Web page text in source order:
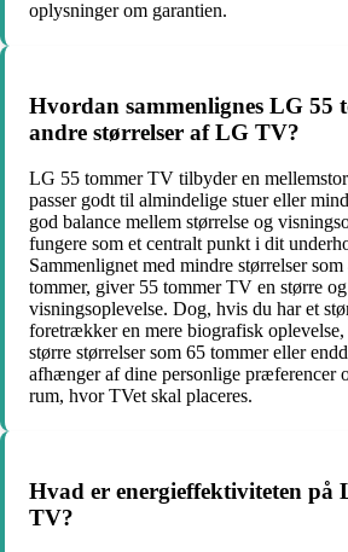
oplysninger om garantien.
Hvordan sammenlignes LG 55
andre størrelser af LG TV?
LG 55 tommer TV tilbyder en
passer godt til almindelige stuer eller
god balance mellem størrelse og
fungere som et centralt punkt i dit
Sammenlignet med mindre størrelser
tommer, giver 55 tommer TV en større
visningsoplevelse. Dog, hvis du har et
foretrækker en mere biografisk
større størrelser som 65 tommer eller
afhænger af dine personlige præferencer
rum, hvor TVet skal placeres.
Hvad er energieffektiviteten på
TV?